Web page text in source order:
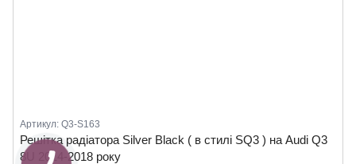
Артикул: Q3-S163
Решітка радіатора Silver Black ( в стилі SQ3 ) на Audi Q3
8U 2014-2018 року